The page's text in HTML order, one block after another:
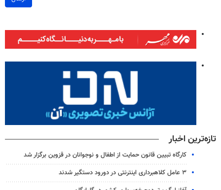
تازه‌ترین اخبار
کارگاه تبیین قانون حمایت از اطفال و نوجوانان در قزوین برگزار شد
۳ عامل کلاهبرداری اینترنتی در دورود دستگیر شدند